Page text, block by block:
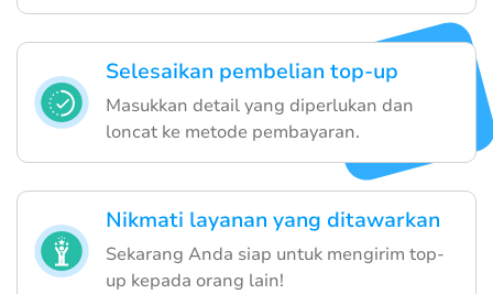
Selesaikan pembelian top-up
Masukkan detail yang diperlukan dan
loncat ke metode pembayaran.
Nikmati layanan yang ditawarkan
Sekarang Anda siap untuk mengirim top-
up kepada orang lain!